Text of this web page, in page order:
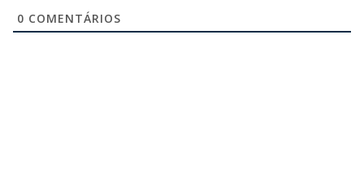
0 COMENTÁRIOS